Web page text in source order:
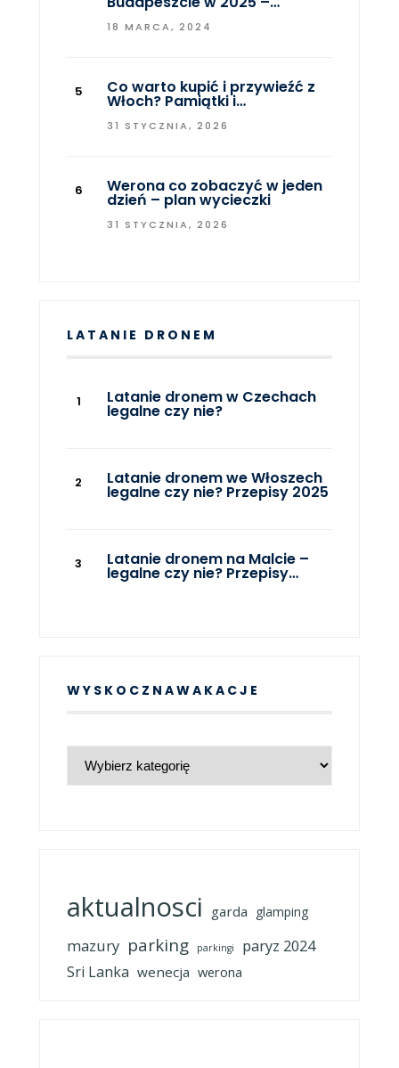
18 MARCA, 2024
Co warto kupić i przywieźć z
Włoch? Pamiątki i…
31 STYCZNIA, 2026
Werona co zobaczyć w jeden
dzień – plan wycieczki
31 STYCZNIA, 2026
LATANIE DRONEM
Latanie dronem w Czechach
legalne czy nie?
Latanie dronem we Włoszech
legalne czy nie? Przepisy 2025
Latanie dronem na Malcie –
legalne czy nie? Przepisy…
WYSKOCZNAWAKACJE
WyskoczNaWakacje
aktualnosci garda glamping
mazury parking parkingi paryz 2024
Sri Lanka wenecja werona